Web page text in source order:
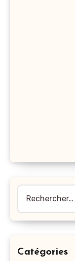
Catégories